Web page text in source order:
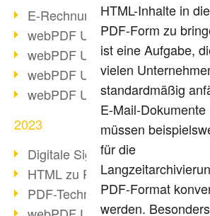
E-Rechnungsstellung ab 2025
webPDF Update 9.0.0.3584
webPDF Update 9.0.0.3479
webPDF Update 9.0.0.3361
webPDF Update 9.0.0.3264
2023
Digitale Signatur in PDF
HTML zu PDF
PDF-Techniken für
HTML-Inhalte in die
PDF-Form zu
ist eine Aufgabe,
vielen
standardmäßig
E-Mail-Dokumente
müssen
für die
PDF-Format
werden. Besonders